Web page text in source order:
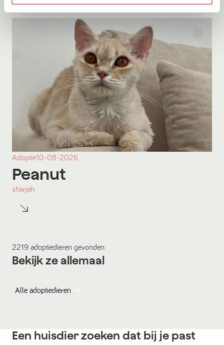
Adoptie10-08-2026
Peanut
sharjah
2219 adoptiedieren gevonden
Bekijk ze allemaal
Alle adoptiedieren
Een huisdier zoeken dat bij je past